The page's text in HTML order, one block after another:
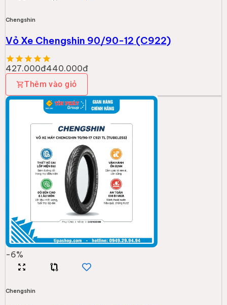
Chengshin
Vỏ Xe Chengshin 90/90-12 (C922)
427.000đ440.000đ
Thêm vào giỏ
-6%
Chengshin